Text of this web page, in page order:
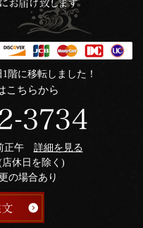
階に移転しました！
こちらから
正午 詳細を見る
店休日を除く)
の場合あり